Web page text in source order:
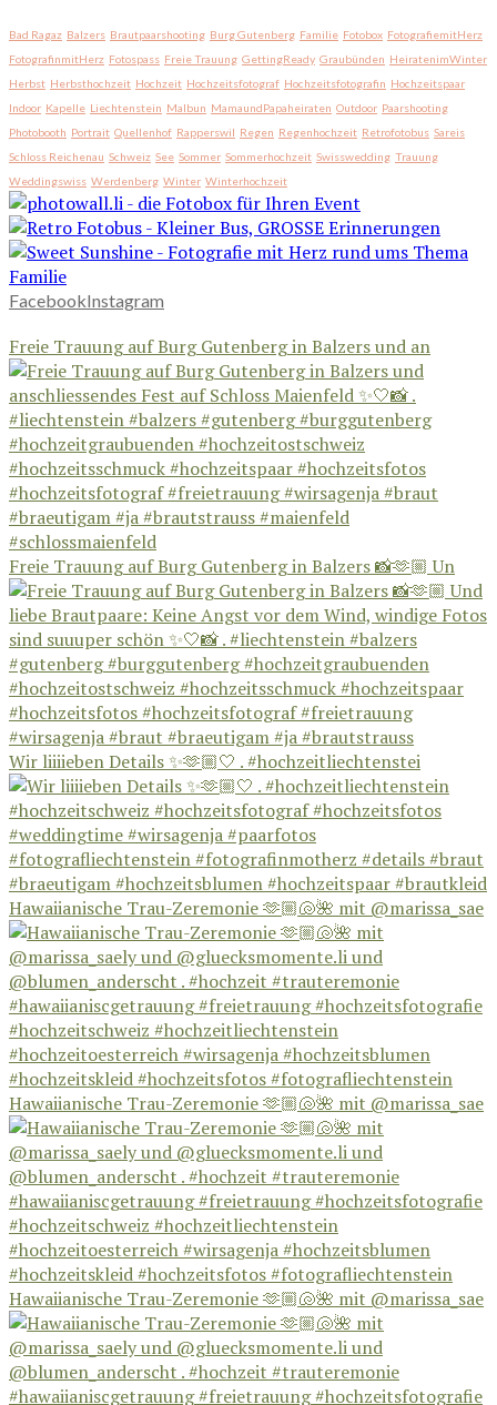
Bad Ragaz Balzers Brautpaarshooting Burg Gutenberg Familie Fotobox FotografiemitHerz
FotografinmitHerz Fotospass Freie Trauung GettingReady Graubünden HeiratenimWinter
Herbst Herbsthochzeit Hochzeit Hochzeitsfotograf Hochzeitsfotografin Hochzeitspaar
Indoor Kapelle Liechtenstein Malbun MamaundPapaheiraten Outdoor Paarshooting
Photobooth Portrait Quellenhof Rapperswil Regen Regenhochzeit Retrofotobus Sareis
Schloss Reichenau Schweiz See Sommer Sommerhochzeit Swisswedding Trauung
Weddingswiss Werdenberg Winter Winterhochzeit
FacebookInstagram
Freie Trauung auf Burg Gutenberg in Balzers und an
Freie Trauung auf Burg Gutenberg in Balzers 📸🫶🏼 Un
Wir liiiieben Details ✨🫶🏼🤍 . #hochzeitliechtenstei
Hawaiianische Trau-Zeremonie 🫶🏼🐚🌺 mit @marissa_sae
Hawaiianische Trau-Zeremonie 🫶🏼🐚🌺 mit @marissa_sae
Hawaiianische Trau-Zeremonie 🫶🏼🐚🌺 mit @marissa_sae